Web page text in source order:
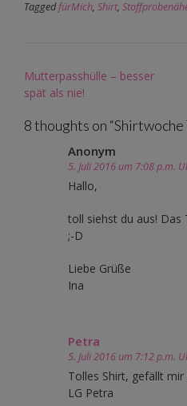
TaggedfürMich, Shirt,
Post
navigation
Mutterpasshülle – besser
spät als nie!
8 thoughts on “Shirtwoche
Anonym
5. Juli 2016 um 7:08 p.m.
Hallo,
toll siehst du aus! Das
;-D
Liebe Grüße
Ina
Petra
5. Juli 2016 um 7:12 p.m.
Tolles Shirt, gefällt mir
LG Petra